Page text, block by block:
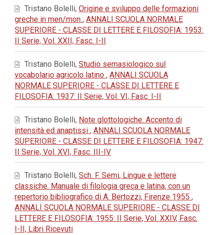
Tristano Bolelli, Origine e sviluppo delle formazioni
greche in men/mon , ANNALI SCUOLA NORMALE
SUPERIORE - CLASSE DI LETTERE E FILOSOFIA: 1953:
II Serie, Vol. XXII, Fasc. I-II
Tristano Bolelli, Studio semasiologico sul
vocabolario agricolo latino , ANNALI SCUOLA
NORMALE SUPERIORE - CLASSE DI LETTERE E
FILOSOFIA: 1937: II Serie, Vol. VI, Fasc. I-II
Tristano Bolelli, Note glottologiche. Accento di
intensità ed anaptissi , ANNALI SCUOLA NORMALE
SUPERIORE - CLASSE DI LETTERE E FILOSOFIA: 1947:
II Serie, Vol. XVI, Fasc. III-IV
Tristano Bolelli, Sch. F. Semi, Lingue e lettere
classiche. Manuale di filologia greca e latina, con un
repertorio bibliografico di A. Bertozzi, Firenze 1955 ,
ANNALI SCUOLA NORMALE SUPERIORE - CLASSE DI
LETTERE E FILOSOFIA: 1955: II Serie, Vol. XXIV, Fasc.
I-II, Libri Ricevuti